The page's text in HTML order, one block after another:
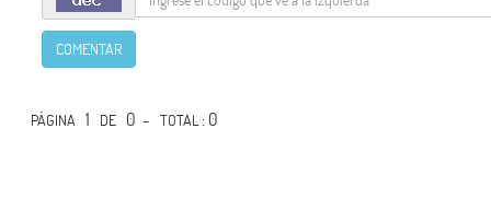
COMENTAR
PÁGINA 1 DE 0 -TOTAL: 0